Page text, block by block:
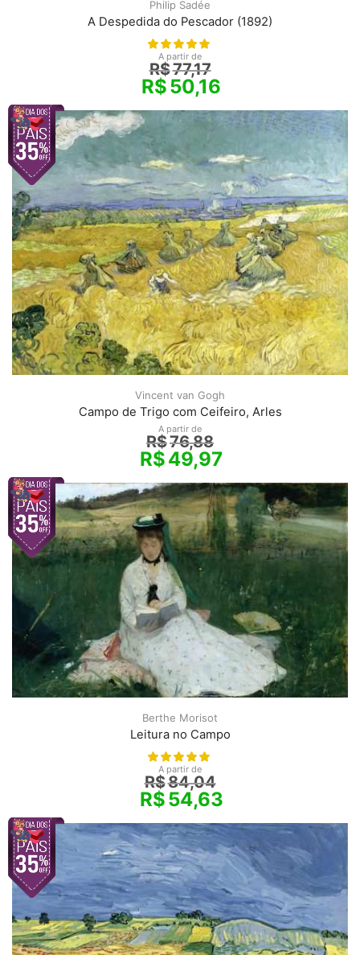
Philip Sadée
A Despedida do Pescador (1892)
A partir de
R$77,17
R$50,16
Vincent van Gogh
Campo de Trigo com Ceifeiro, Arles
A partir de
R$76,88
R$49,97
Berthe Morisot
Leitura no Campo
A partir de
R$84,04
R$54,63